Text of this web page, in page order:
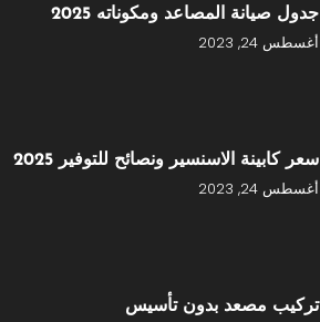
جدول صيانة المصاعد ومكوناته 2025
أغسطس 24, 2023
سعر كابينة الاسنسير ونصائح للتوفير 2025
أغسطس 24, 2023
تركيب مصعد بدون تأسيس